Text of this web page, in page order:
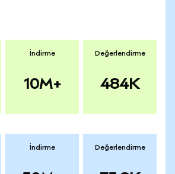
İndirme
10M+
Değerlendirme
484K
İndirme Değerlendirme